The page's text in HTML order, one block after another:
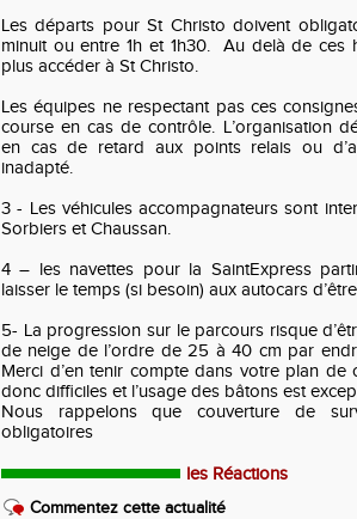
Les départs pour St Christo doivent
minuit ou entre 1h et 1h30. Au delà de ces
plus accéder à St Christo.
Les équipes ne respectant pas ces
course en cas de contrôle. L’organisation
en cas de retard aux points relais ou
inadapté.
3 - Les véhicules accompagnateurs sont
Sorbiers et Chaussan.
4 – les navettes pour la SaintExpress
laisser le temps (si besoin) aux autocars
5- La progression sur le parcours risque
de neige de l’ordre de 25 à 40 cm par
Merci d’en tenir compte dans votre plan de
donc difficiles et l’usage des bâtons est
Nous rappelons que couverture de
obligatoires
les Réactions
Commentez cette actualité